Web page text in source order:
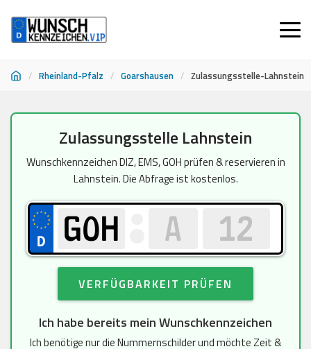
/ Rheinland-Pfalz / Goarshausen / Zulassungsstelle-Lahnstein
springen
Zulassungsstelle Lahnstein
Wunschkennzeichen DIZ, EMS, GOH prüfen & reservieren in
Lahnstein. Die Abfrage ist kostenlos.
VERFÜGBARKEIT PRÜFEN
Ich habe bereits mein Wunschkennzeichen
Ich benötige nur die Nummernschilder und möchte Zeit &